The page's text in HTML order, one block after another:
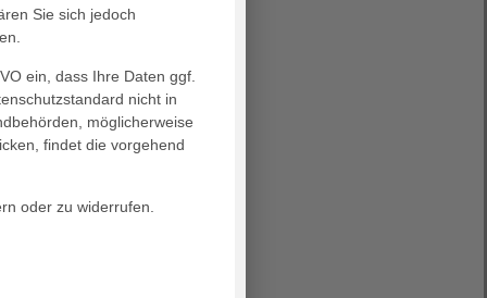
Sie sich jedoch
ein, dass Ihre Daten ggf.
nicht in
möglicherweise
findet die vorgehend
oder zu widerrufen.